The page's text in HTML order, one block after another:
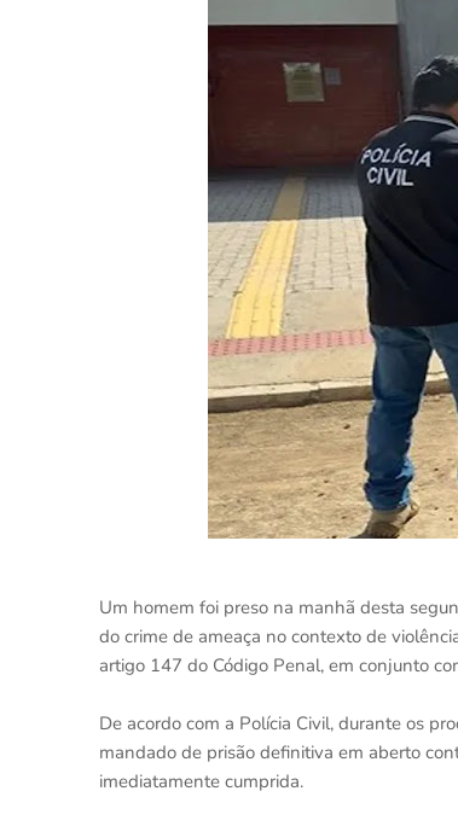
Um homem foi preso na manhã desta
do crime de ameaça no contexto de
artigo 147 do Código Penal, em conjunto
De acordo com a Polícia Civil, durante os
mandado de prisão definitiva em aberto
imediatamente cumprida.